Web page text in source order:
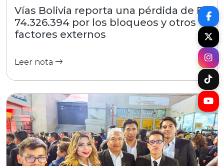
Vías Bolivia reporta una pérdida de Bs
74.326.394 por los bloqueos y otros
factores externos
Leer nota